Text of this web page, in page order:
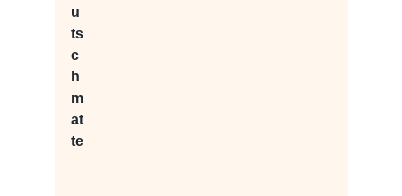
u
ts
c
h
m
at
te